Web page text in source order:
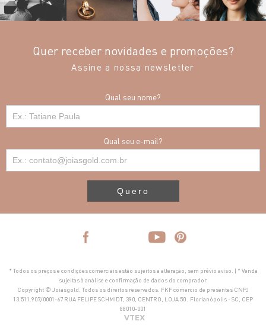
Quer receber novidades e promoções?
Assine a nossa newsletter
Qual seu nome?
Qual seu e-mail?
Quero
* Todos os preços e condições comerciais estão sujeitos a alteração, sem prévio aviso. | * Venda
sujeitas à análise e confirmação de dados do comprador.
Copyright © Joiasgold. Todos os direitos reservados. FKF comercio de presentes CNPJ
13.511.907/0001-67 RUA FELIPE SCHMIDT, 390, CENTRO, LOJA 50 , Florianópolis - SC, CEP
88010-001
VTEX